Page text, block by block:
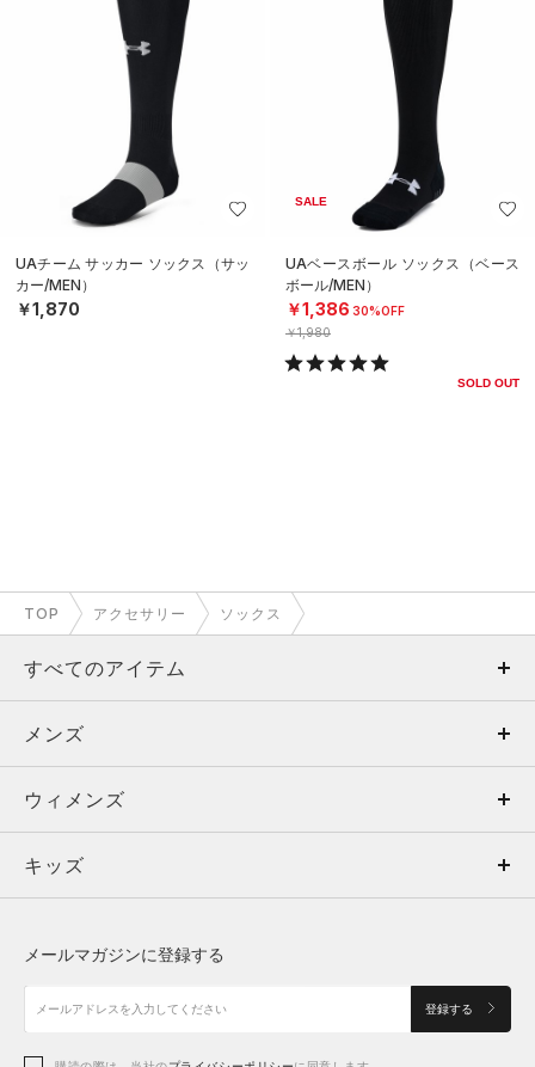
UAチーム サッカー ソックス（サッ
カー/MEN）
￥1,870
SALE
UAベースボール ソックス（ベース
ボール/MEN）
￥1,386 30%OFF
￥1,980
SOLD OUT
TOP アクセサリー ソックス
すべてのアイテム
メンズ
ウィメンズ
キッズ
アクセサリー
メンズ
トップス
ボトムス
アクセサリー
ウィメンズ
トップス
シューズ
キッズ
メールマガジンに登録する
登録する